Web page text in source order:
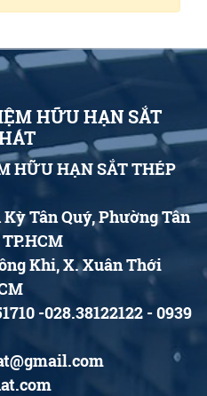
HỮU HẠN SẮT
HỮU HẠN SẮT THÉP
Tân Quý, Phường Tân
Khi, X. Xuân Thới
-028.38122122 - 0939